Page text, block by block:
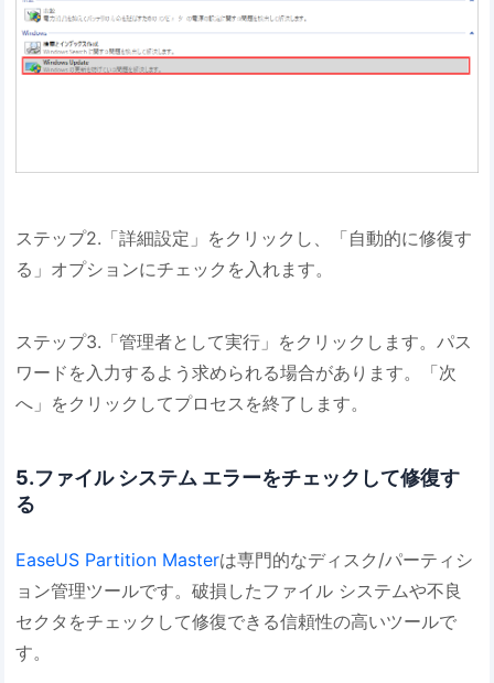
ステップ2.「詳細設定」をクリックし、「自動的に修復す
る」オプションにチェックを入れます。
ステップ3.「管理者として実行」をクリックします。パス
ワードを入力するよう求められる場合があります。「次
へ」をクリックしてプロセスを終了します。
5.ファイル システム エラーをチェックして修復す
る
EaseUS Partition Masterは専門的なディスク/パーティシ
ョン管理ツールです。破損したファイル システムや不良
セクタをチェックして修復できる信頼性の高いツールで
す。